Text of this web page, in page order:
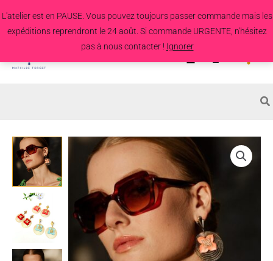
L'atelier est en PAUSE. Vous pouvez toujours passer commande mais les
expéditions reprendront le 24 août. Si commande URGENTE, n'hésitez
pas à nous contacter ! Ignorer
au
contenu
quantité
de
Boucles
d'oreille
Taffetas